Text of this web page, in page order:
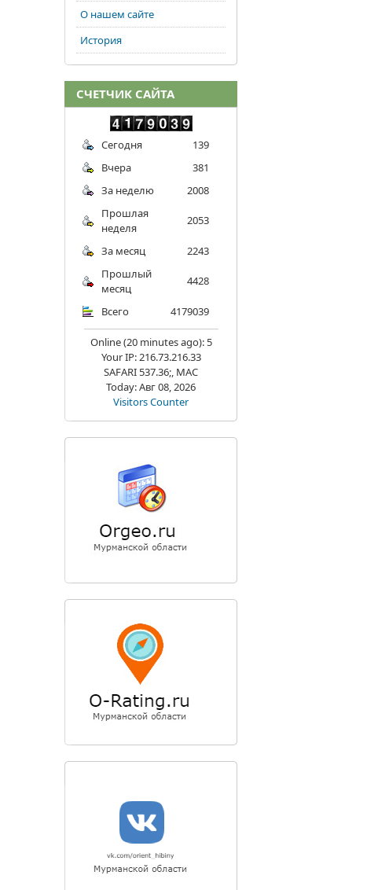
О нашем сайте
История
СЧЕТЧИК САЙТА
Сегодня
139
Вчера
381
За неделю
2008
Прошлая
неделя
2053
За месяц
2243
Прошлый
месяц
4428
Всего 4179039
Online (20 minutes ago): 5
Your IP: 216.73.216.33
SAFARI 537.36;, MAC
Today: Авг 08, 2026
Visitors Counter